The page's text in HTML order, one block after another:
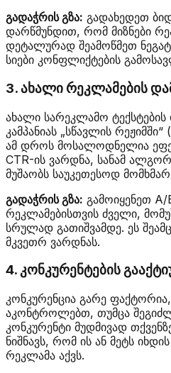
გადაჭრის გზა: გადახედეთ
დარწმუნდით, რომ მიზნები
დეტალურად შეამოწმეთ
სიები კონფლიქტების
3. ახალი რეკლამების
ახალი სარეკლამო
კამპანიას „სწავლის
ამ დროს მოსალოდნელია
CTR-ის ვარდნა, სანამ
მუშაობს საუკეთესოდ
გადაჭრის გზა: გამოიყენეთ
რეკლამებისთვის ძველი,
სრულად გათიშვამდე. ეს
მკვეთრ ვარდნას.
4. კონკურენტების
კონკურენცია გარე
აკონტროლებთ, თუმცა
კონკურენტი მუდმივად
ნიშნავს, რომ ის ან მეტს
რეკლამა აქვს.